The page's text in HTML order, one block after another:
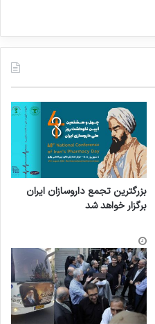
بزرگترین تجمع داروسازان ایران
برگزار خواهد شد